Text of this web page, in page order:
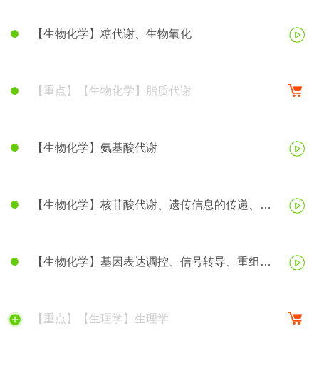
【生物化学】糖代谢、生物氧化
【重点】【生物化学】脂质代谢
【生物化学】氨基酸代谢
【生物化学】核苷酸代谢、遗传信息的传递、蛋
【生物化学】基因表达调控、信号转导、重组
【重点】【生理学】生理学